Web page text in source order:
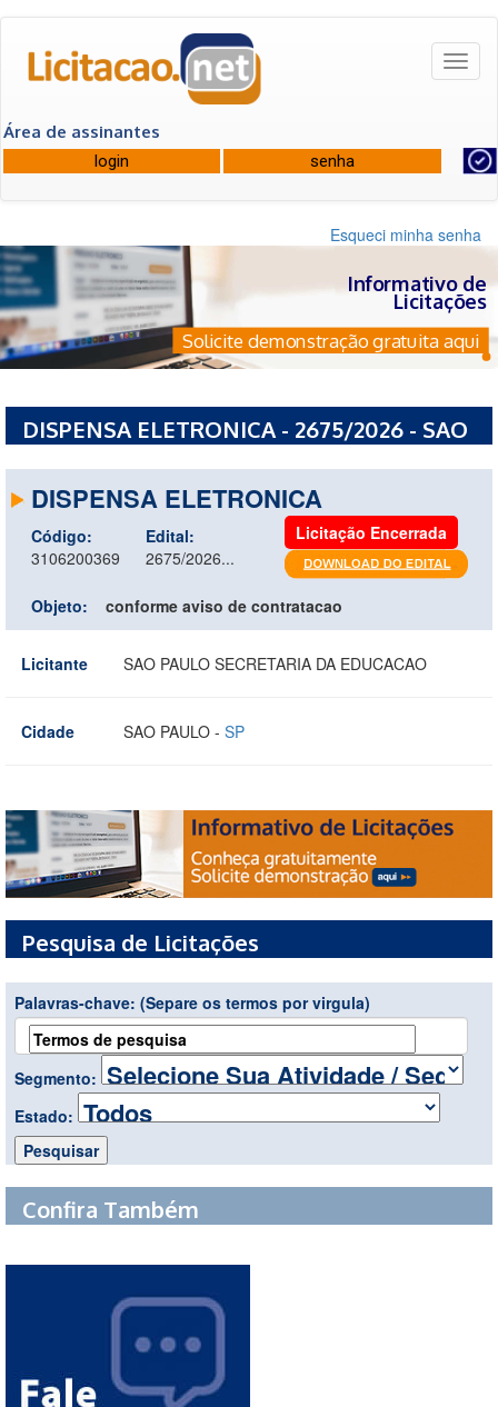
Área de assinantes
Esqueci minha senha
Informativo de
Licitações
Solicite demonstração gratuita aqui
DISPENSA ELETRONICA - 2675/2026 - SAO
DISPENSA ELETRONICA
Código:
3106200369
Edital:
2675/2026...
Licitação Encerrada
Objeto: conforme aviso de contratacao
Licitante SAO PAULO SECRETARIA DA EDUCACAO
Cidade SAO PAULO - SP
Pesquisa de Licitações
Palavras-chave: (Separe os termos por virgula)
Segmento:
Estado:
Confira Também